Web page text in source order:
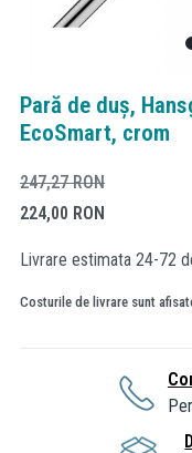
Pară de duș,
EcoSmart, crom
247,27RON
224,00 RON
Livrare estimata 24-72
Costurile de livrare sunt